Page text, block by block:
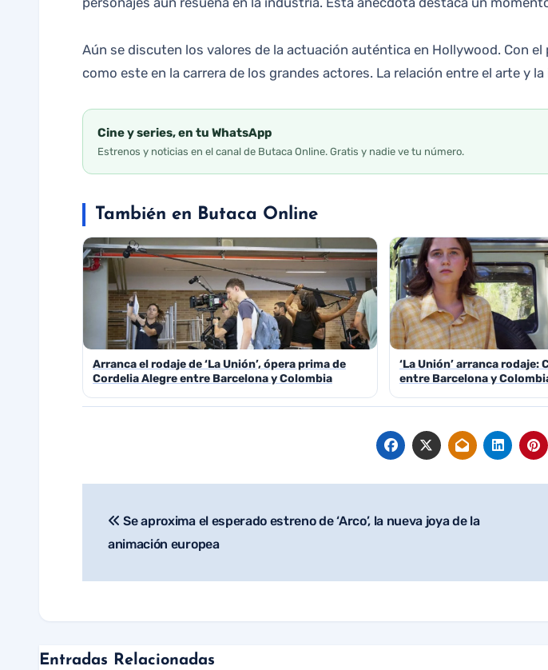
Aún se discuten los valores de la actuación auténtica en Hollywood. Con
como este en la carrera de los grandes actores. La relación entre el arte y
Cine y series, en tu WhatsApp
Estrenos y noticias en el canal de Butaca Online. Gratis y nadie ve tu número.
También en Butaca Online
Arranca el rodaje de ‘La Unión’, ópera prima de
Cordelia Alegre entre Barcelona y Colombia
‘La Unión’ arranca
entre Barcelona y
Navegación
de
Se aproxima el esperado estreno de ‘Arco’, la nueva joya de la
animación europea
Entradas Relacionadas